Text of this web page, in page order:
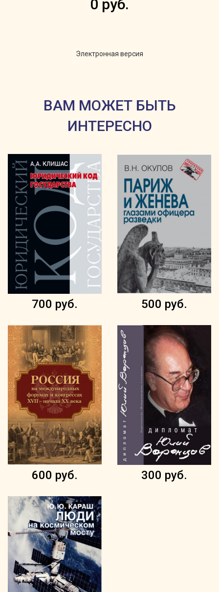
0 руб.
Электронная версия
ВАМ МОЖЕТ БЫТЬ
ИНТЕРЕСНО
700 руб. 500 руб.
600 руб. 300 руб.